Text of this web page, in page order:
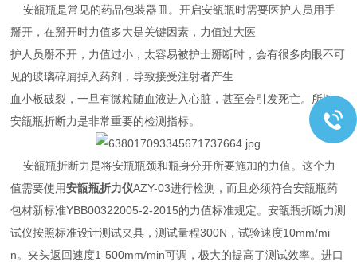
安瓿瓶是常见的药品包装器皿。开启安瓿瓶时需要医护人员用手
掰开，在掰开时力值多大是关键因素，力值过大医
护人员掰不开，力值过小，太容易被护士掰断时，会有很多肉眼不可
见的玻璃碎屑掉入药剂，导致接受注射者产生
血小板破裂，一旦有微粒随血液进入心脏，甚至会引发死亡。所以，
安瓿瓶折断力是非常重要的检测指标。
安瓿瓶折断力是将安瓶瓶颈和瓶身分开所要施加的力值。这个力
值需要使用安瓿瓶折力仪AZY-03进行检测，而且必须符合安瓿瓶药
包材新标准YBB00322005-2-2015的力值标准规定。安瓿瓶折断力测
试仪按照标准设计测试夹具，测试量程300N，试验速度10mm/mi
n。夹头返回速度1-500mm/min可调，极大的提高了测试效率。进口